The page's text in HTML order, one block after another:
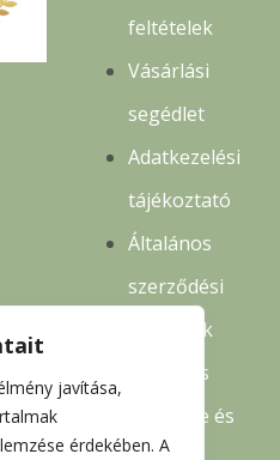
javítása,
érdekében. A
feltételek
Vásárlási
segédlet
Adatkezelési
tájékoztató
Általános
szerződési
feltételek
Rendelés
követése és